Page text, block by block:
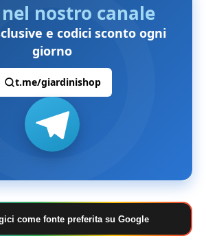
nostro canale
e codici sconto ogni
giorno
t.me/giardinishop
come fonte preferita su Google